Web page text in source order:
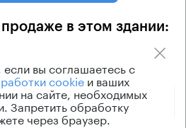
в этом здании:
Арендная плата
255 000 440 ₽ 1 - 4
вы соглашаетесь с
cookieи ваших
на сайте, необходимых
Запретить обработку
через браузер.